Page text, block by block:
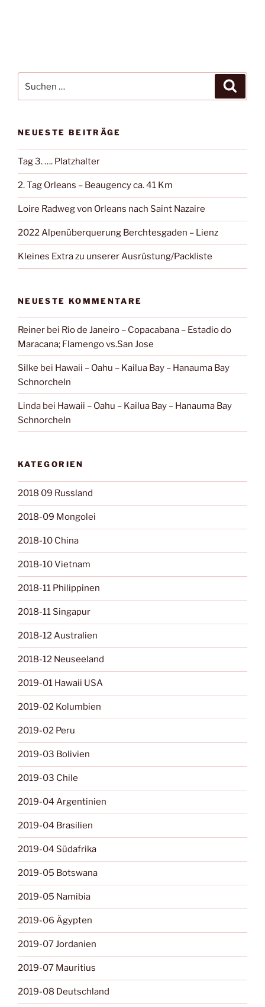
nach:
NEUESTE BEITRÄGE
Tag 3. …. Platzhalter
2. Tag Orleans – Beaugency ca. 41 Km
Loire Radweg von Orleans nach Saint Nazaire
2022 Alpenüberquerung Berchtesgaden – Lienz
Kleines Extra zu unserer Ausrüstung/Packliste
NEUESTE KOMMENTARE
Reiner bei Rio de Janeiro – Copacabana – Estadio do
Maracana; Flamengo vs.San Jose
Silke bei Hawaii – Oahu – Kailua Bay – Hanauma Bay
Schnorcheln
Linda bei Hawaii – Oahu – Kailua Bay – Hanauma Bay
Schnorcheln
KATEGORIEN
2018 09 Russland
2018-09 Mongolei
2018-10 China
2018-10 Vietnam
2018-11 Philippinen
2018-11 Singapur
2018-12 Australien
2018-12 Neuseeland
2019-01 Hawaii USA
2019-02 Kolumbien
2019-02 Peru
2019-03 Bolivien
2019-03 Chile
2019-04 Argentinien
2019-04 Brasilien
2019-04 Südafrika
2019-05 Botswana
2019-05 Namibia
2019-06 Ägypten
2019-07 Jordanien
2019-07 Mauritius
2019-08 Deutschland